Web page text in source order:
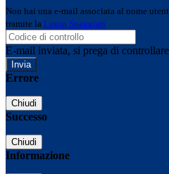
Non hai una e-mail associata al nome
tramite la Login Spaggiari
E-mail inviata, si prega di
Errore
Chiudi
Successo
Chiudi
Informazione